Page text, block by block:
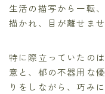
生活の描写から一転
描かれ、目が離せませ
特に際立っていたの
意と、郁の不器用な
りをしながら、巧み